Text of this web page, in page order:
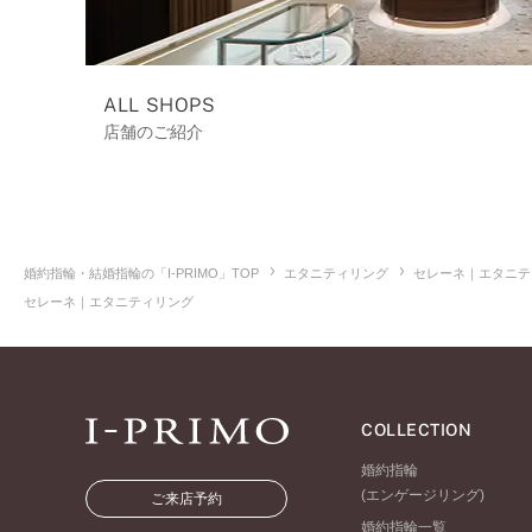
ALL SHOPS
店舗のご紹介
婚約指輪・結婚指輪の「I-PRIMO」TOP エタニティリング
セレーネ｜エタニ
セレーネ｜エタニティリング
ご来店予約
COLLECTION
婚約指輪
(エンゲージリング)
婚約指輪一覧